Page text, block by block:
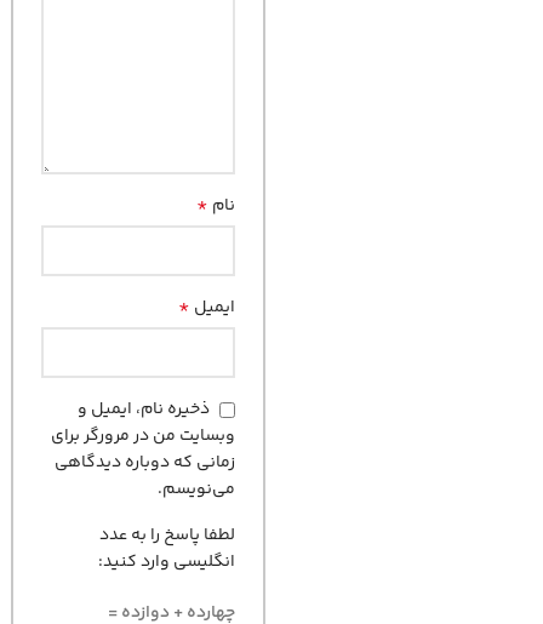
نام *
ایمیل *
ذخیره نام، ایمیل و
وبسایت من در مرورگر برای
زمانی که دوباره دیدگاهی
می‌نویسم.
لطفا پاسخ را به عدد
انگلیسی وارد کنید:
چهارده + دوازده =